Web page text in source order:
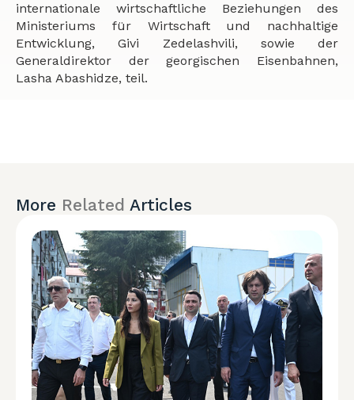
internationale wirtschaftliche Beziehungen des
Ministeriums für Wirtschaft und nachhaltige
Entwicklung, Givi Zedelashvili, sowie der
Generaldirektor der georgischen Eisenbahnen,
Lasha Abashidze, teil.
More Related Articles